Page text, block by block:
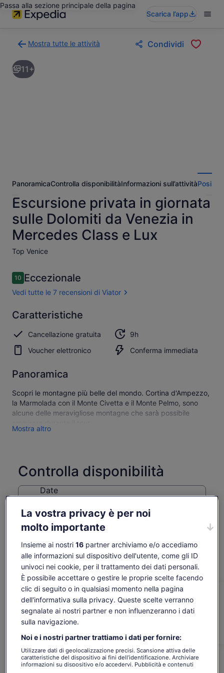
Passa alla sezione principale della pagina
Scarica l’app
Mostra tutte le attività
alla
pagina
dei
Condividi
11+
PanoramicaControlla disponibilitàInformazioni sull’attività
Escursione privata in giornata
sulle Dolomiti da Venezia in
Mercedes Class e Lux
Top Venice​
Recensioni
1010 su 10
Eccezionale
Vedi tutte le 7 recensioni di Viator
10.0
10.0 su 10
Eccezionale
Mostra
tutte e 7
le
recensioni
Caratteristiche
Cancellazione gratuita
9h
Voucher elettronico
Conferma immediata
Panoramica
Scopri le montagne più belle del mondo. Cortina d'Ampezzo,
la Marmolada con il Monte Civetta e il Monte Pelmo, sono
alcune delle meravigliose montagne che sarà possibile
Mostra altro
Controlla disponibilità
Date
Persone
1 viaggiatore
gio 13 ago ven 14 ago
-
sab 15 ago
1.900 €
dom 16 ago
1.900 €
lun 17 ago
1.900 €
Il
prezzo
è
per
viaggiatore*
*Puoi
1.900 €
tasse e oneri inclusi
per viaggiatore*
selezionando più di 2 adulti
Vai ai biglietti
I contenuti di questa pagina possono essere stati
tradotti automaticamente.
Visualizza il testo originale (in inglese)
Comunicaci la tua opinione su questa traduzione
Cosa include e cosa no
Auto di lusso
La vostra privacy è per noi
molto importante
Insieme ai nostri 16partner archiviamo e/o accediamo
alle informazioni sul dispositivo dell'utente, come gli ID
univoci nei cookie, per il trattamento dei dati personali.
È possibile accettare o gestire le proprie scelte facendo
clic di seguito o in qualsiasi momento nella pagina
dell'informativa sulla privacy. Queste scelte verranno
segnalate ai nostri partner e non influenzeranno i dati
sulla navigazione.
Noi e i nostri partner trattiamo i dati per fornire:
Utilizzare dati di geolocalizzazione precisi. Scansione attiva delle
caratteristiche del dispositivo ai fini dell’identificazione. Archiviare
informazioni su dispositivo e/o accedervi. Pubblicità e contenuti